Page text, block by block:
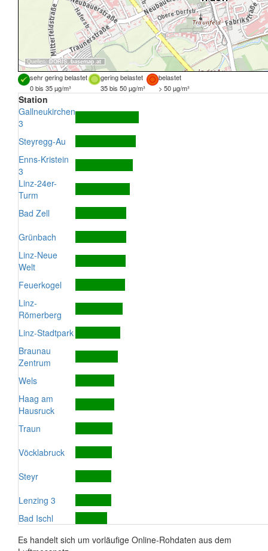
Quellen: DORIS, basemap.at
sehr gering belastet gering belastet
belastet
0 bis 35 µg/m³
35 bis 50 µg/m³ > 50 µg/m³
Station
Gallneukirchen
3
Steyregg-Au
Enns-Kristein
3
Linz-24er-
Turm
Bad Zell
Grünbach
Linz-Neue
Welt
Feuerkogel
Linz-
Römerberg
Linz-Stadtpark
Braunau
Zentrum
Wels
Haag am
Hausruck
Traun
Vöcklabruck
Steyr
Lenzing 3
Bad Ischl
Es handelt sich um vorläufige Online-Rohdaten aus dem